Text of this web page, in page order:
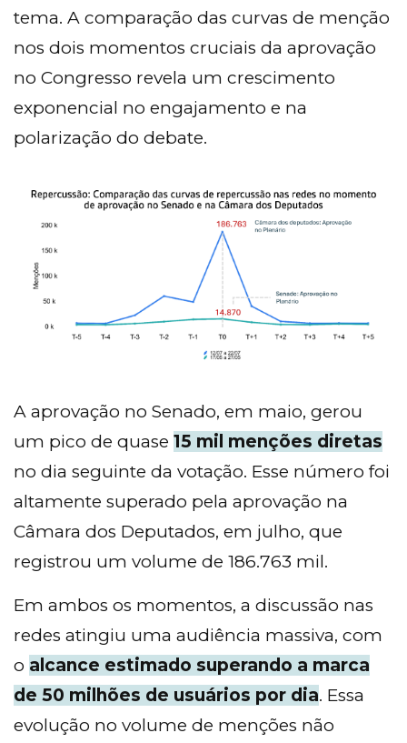
tema. A comparação das curvas de menção
nos dois momentos cruciais da aprovação
no Congresso revela um crescimento
exponencial no engajamento e na
polarização do debate.
A aprovação no Senado, em maio, gerou
um pico de quase 15 mil menções diretas
no dia seguinte da votação. Esse número foi
altamente superado pela aprovação na
Câmara dos Deputados, em julho, que
registrou um volume de 186.763 mil.
Em ambos os momentos, a discussão nas
redes atingiu uma audiência massiva, com
o alcance estimado superando a marca
de 50 milhões de usuários por dia. Essa
evolução no volume de menções não